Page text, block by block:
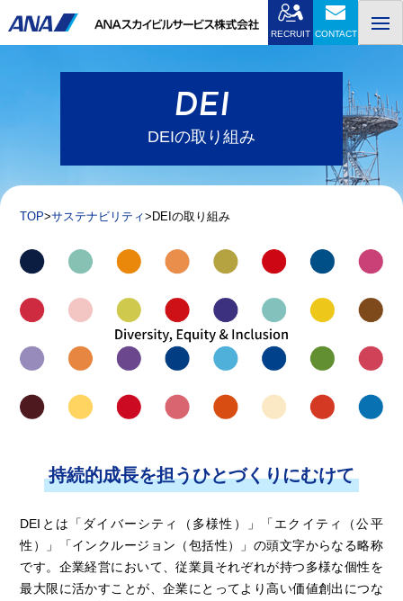
RECRUIT CONTACT
DEI
DEIの取り組み
TOP サステナビリティ DEIの取り組み
持続的成長を担うひとづくりにむけて
DEIとは「ダイバーシティ（多様性）」「エクイティ（公平
性）」「インクルージョン（包括性）」の頭文字からなる略称
です。企業経営において、従業員それぞれが持つ多様な個性を
最大限に活かすことが、企業にとってより高い価値創出につな